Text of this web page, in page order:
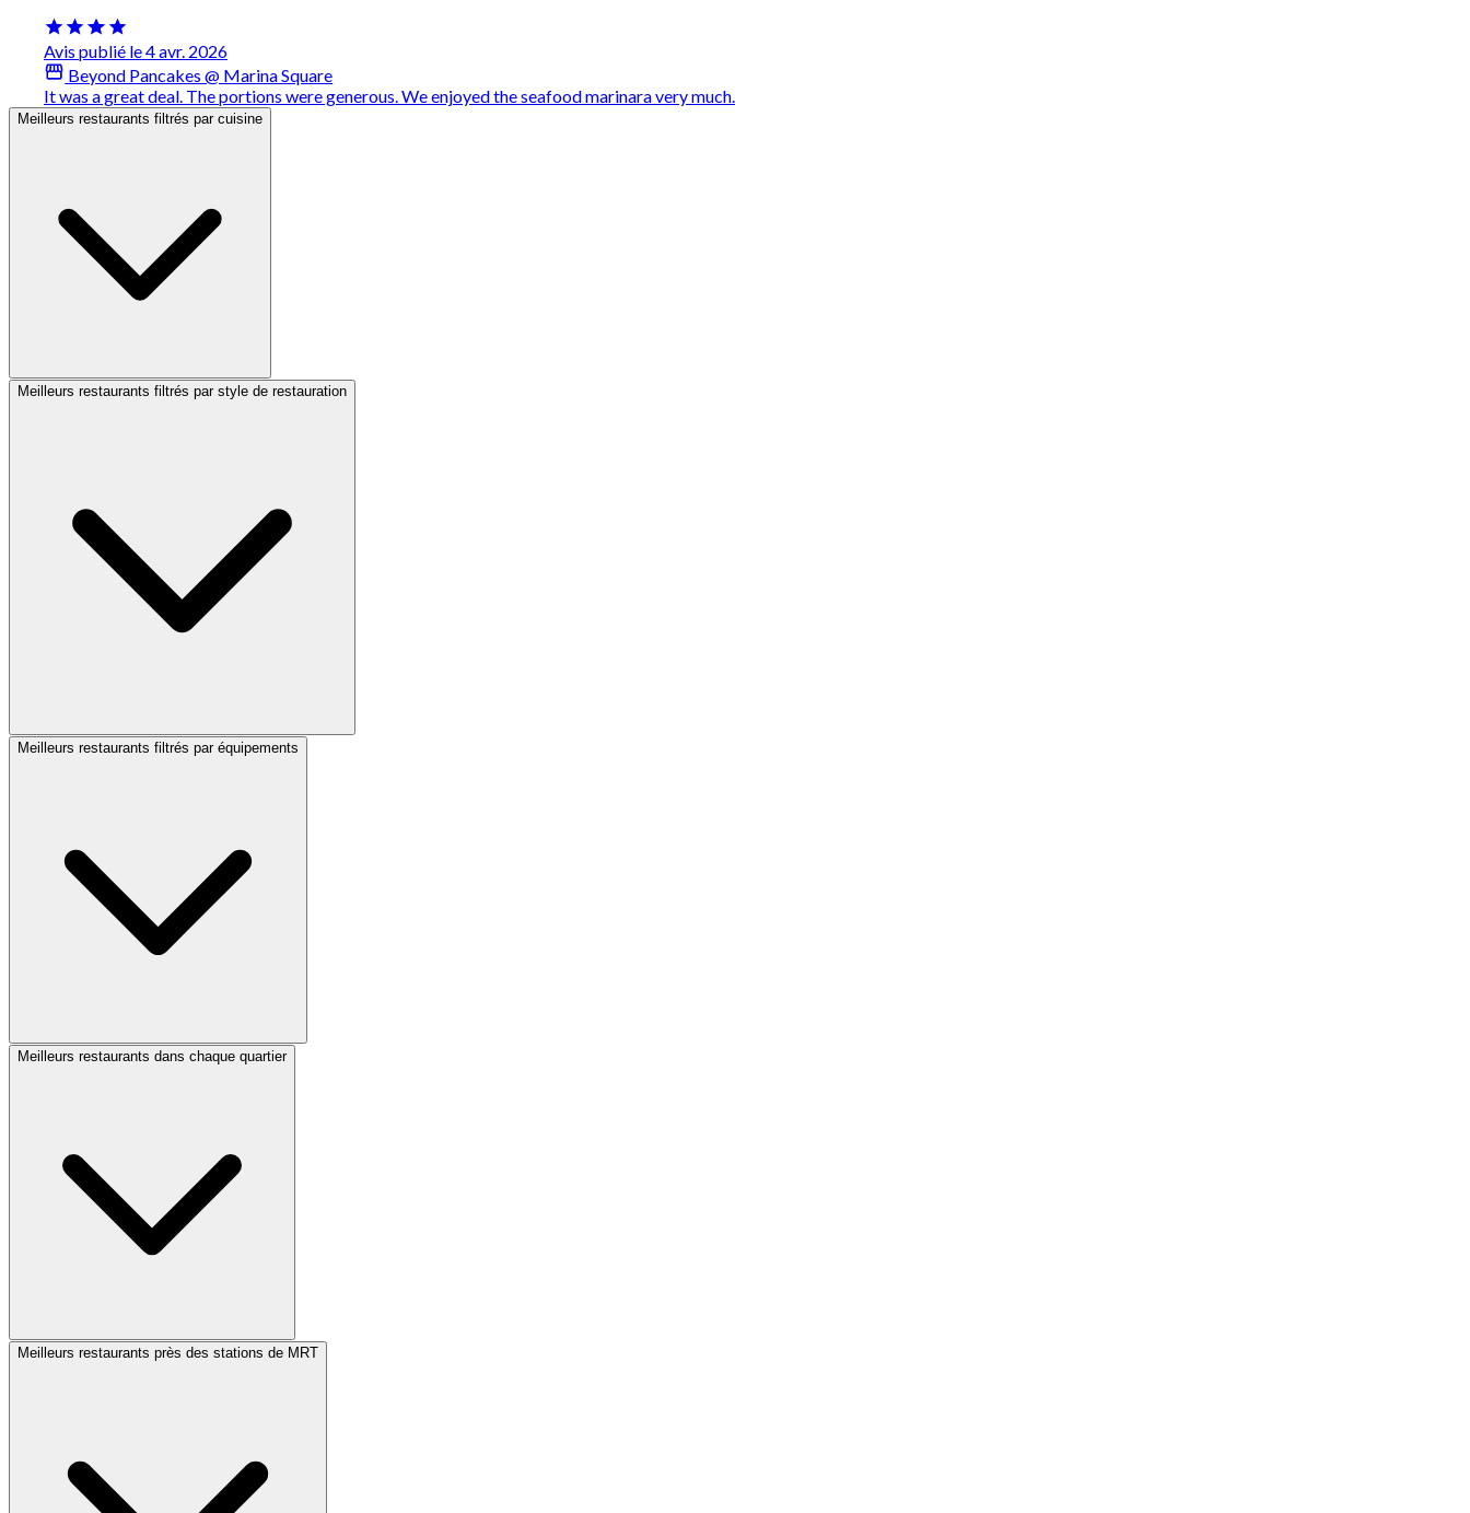
Avis publié le 4 avr. 2026
Beyond Pancakes @ Marina Square
It was a great deal. The portions were generous. We enjoyed the seafood marinara very much.
Meilleurs restaurants filtrés par cuisine
Meilleurs restaurants filtrés par style de restauration
Meilleurs restaurants filtrés par équipements
Meilleurs restaurants dans chaque quartier
Meilleurs restaurants près des stations de MRT